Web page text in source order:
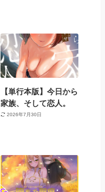
【単行本版】今日から
家族、そして恋人。
2026年7月30日